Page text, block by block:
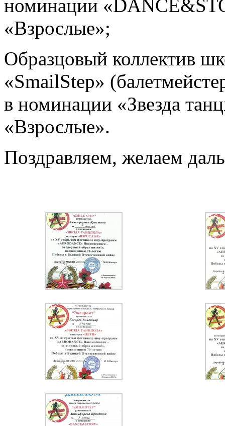
номинации
«Взрослые»;
Образцовый коллектив
«SmailStep»
в номинации «Звезда
«Взрослые».
Поздравляем, желаем